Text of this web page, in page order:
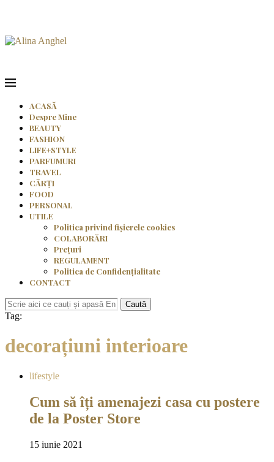
ACASĂ
Despre Mine
BEAUTY
FASHION
LIFE+STYLE
PARFUMURI
TRAVEL
CĂRȚI
FOOD
PERSONAL
UTILE
Politica privind fișierele cookies
COLABORĂRI
Prețuri
REGULAMENT
Politica de Confidențialitate
CONTACT
Caută
Tag:
decorațiuni interioare
lifestyle
Cum să îți amenajezi casa cu postere
de la Poster Store
15 iunie 2021